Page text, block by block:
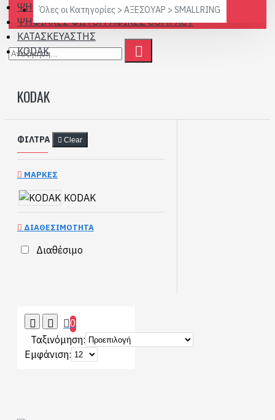
Όλες οι Κατηγορίες > ΑΞΕΣΟΥΑΡ > SMALLRING
ΨΗΦΙΑΚΕΣ ΦΩΤΟΓΡΑΦΙΚΕΣ
ΨΗΦΙΑΚΕΣ ΦΩΤΟΓΡΑΦΙΚΕΣ COMPACT
ΚΑΤΑΣΚΕΥΑΣΤΗΣ
KODAK
KODAK
ΦΊΛΤΡΑ Clear
ΜΆΡΚΕΣ
KODAK
ΔΙΑΘΕΣΙΜΌΤΗΤΑ
Διαθέσιμο
0
Ταξινόμηση:
Εμφάνιση: